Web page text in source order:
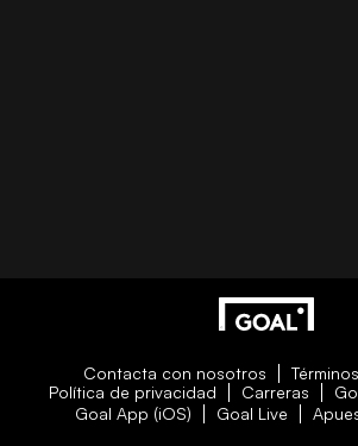
Contacta con nosotros
Política de privacidad
Carreras
Goal App (iOS)
Goal Live